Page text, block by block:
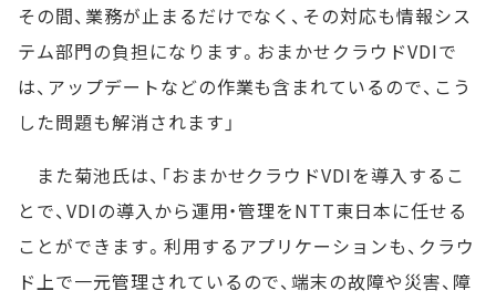
その間、業務が止まるだけでなく、その対応も情報シス
テム部門の負担になります。おまかせクラウドVDIで
は、アップデートなどの作業も含まれているので、こう
した問題も解消されます」
また菊池氏は、「おまかせクラウドVDIを導入するこ
とで、VDIの導入から運用・管理をNTT東日本に任せる
ことができます。利用するアプリケーションも、クラウ
ド上で一元管理されているので、端末の故障や災害、障